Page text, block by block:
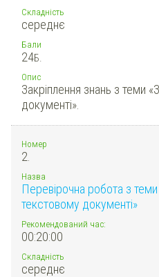
Складність
середнє
Бали
24Б.
Опис
Закріплення знань з теми
документі».
Номер
2.
Назва
Перевірочна робота з
текстовому документі»
Рекомендований час:
00:20:00
Складність
середнє